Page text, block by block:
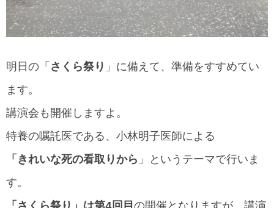
明日の「 さくら祭り 」に備えて、準備をすすめてい
ます。
講演会も開催しますよ。
特養の嘱託医である、小林明子医師による
「きれいな死の看取りから 」というテーマで行いま
す。